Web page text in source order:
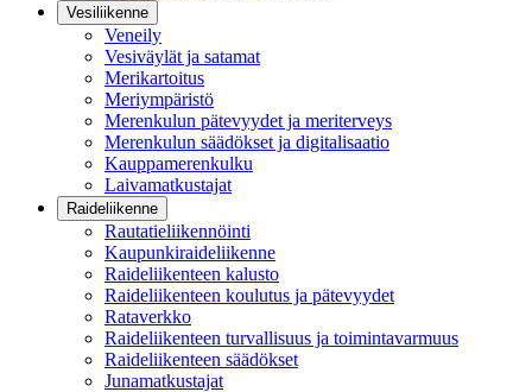
Vesiliikenne
Veneily
Vesiväylät ja satamat
Merikartoitus
Meriympäristö
Merenkulun pätevyydet ja meriterveys
Merenkulun säädökset ja digitalisaatio
Kauppamerenkulku
Laivamatkustajat
Raideliikenne
Rautatieliikennöinti
Kaupunkiraideliikenne
Raideliikenteen kalusto
Raideliikenteen koulutus ja pätevyydet
Rataverkko
Raideliikenteen turvallisuus ja toimintavarmuus
Raideliikenteen säädökset
Junamatkustajat